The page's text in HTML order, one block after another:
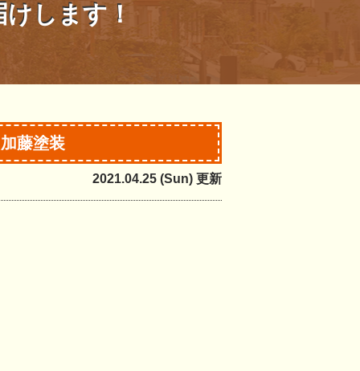
します！
藤塗装
2021.04.25 (Sun) 更新